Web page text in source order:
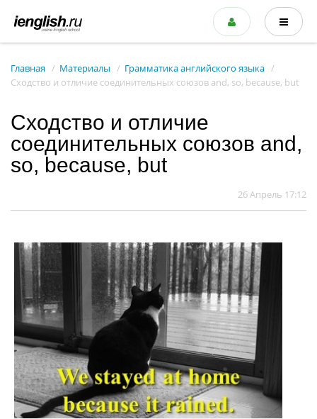
Главная Материалы
Грамматика английского языка
Сходство и отличие соединительных союзов and, so, because, but
Сходство и отличие
соединительных союзов and,
so, because, but
26 Апрель 17:12